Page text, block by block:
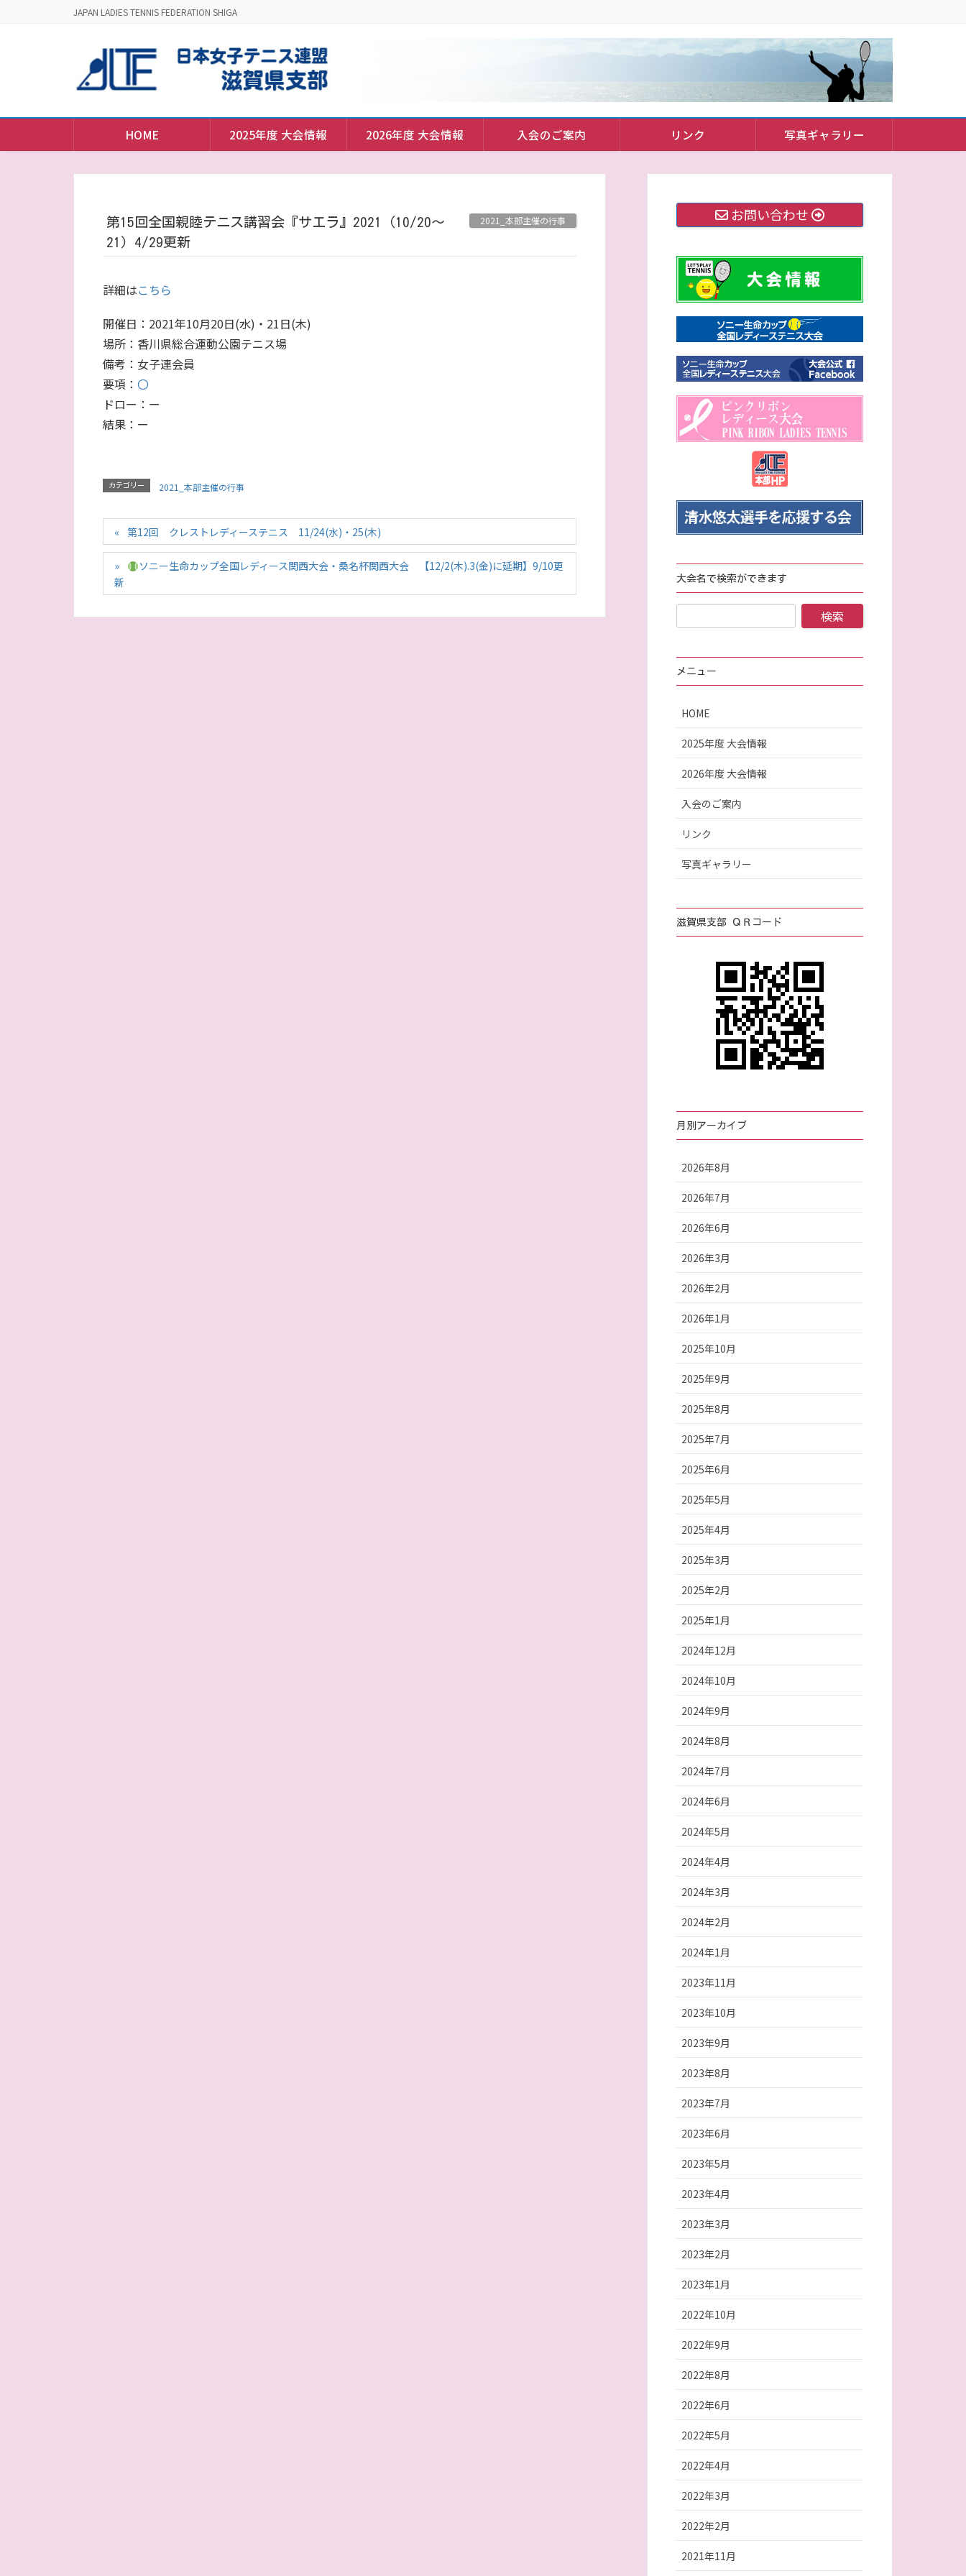
JAPAN LADIES TENNIS FEDERATION SHIGA
HOME 2025年度 大会情報 2026年度 大会情報 入会のご案内 リンク 写真ギャラリー
2021_本部主催の行事
第15回全国親睦テニス講習会『サエラ』2021（10/20～
21）4/29更新
詳細はこちら
開催日：2021年10月20日(水)・21日(木)
場所：香川県総合運動公園テニス場
備考：女子連会員
要項： 〇
ドロー：ー
結果：ー
カテゴリー 2021_本部主催の行事
第12回 クレストレディーステニス 11/24(水)・25(木)
ソニー生命カップ全国レディース関西大会・桑名杯関西大会 【12/2(木).3(金)に延期】9/10更
新
お問い合わせ
大会名で検索ができます
メニュー
HOME
2025年度 大会情報
2026年度 大会情報
入会のご案内
リンク
写真ギャラリー
滋賀県支部 ＱＲコード
月別アーカイブ
2026年8月
2026年7月
2026年6月
2026年3月
2026年2月
2026年1月
2025年10月
2025年9月
2025年8月
2025年7月
2025年6月
2025年5月
2025年4月
2025年3月
2025年2月
2025年1月
2024年12月
2024年10月
2024年9月
2024年8月
2024年7月
2024年6月
2024年5月
2024年4月
2024年3月
2024年2月
2024年1月
2023年11月
2023年10月
2023年9月
2023年8月
2023年7月
2023年6月
2023年5月
2023年4月
2023年3月
2023年2月
2023年1月
2022年10月
2022年9月
2022年8月
2022年6月
2022年5月
2022年4月
2022年3月
2022年2月
2021年11月